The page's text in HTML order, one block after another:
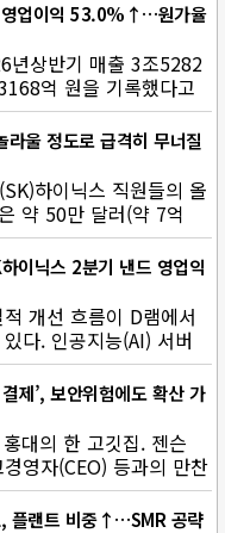
영업이익 53.0%↑…원가율
년상반기 매출 3조5282
억 원을 기록했다고
은 전년 대…
라울 정도로 급격히 무너질
하이닉스 직원들의 올
약 50만 달러(약 7억
골드만삭스…
이닉스 2분기 낸드 영업익
개선 흐름이 D램에서
다. 인공지능(AI) 서버
리드스테이…
제’, 보안위험에도 확산 가
대의 한 고깃집. 젠슨
영자(CEO) 등과의 만찬
네이버 이사…
플랜트 비중↑…SMR 공략